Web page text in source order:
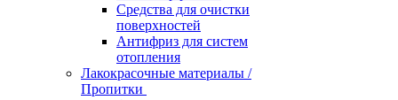
Средства для очистки
поверхностей
Антифриз для систем
отопления
Лакокрасочные материалы /
Пропитки